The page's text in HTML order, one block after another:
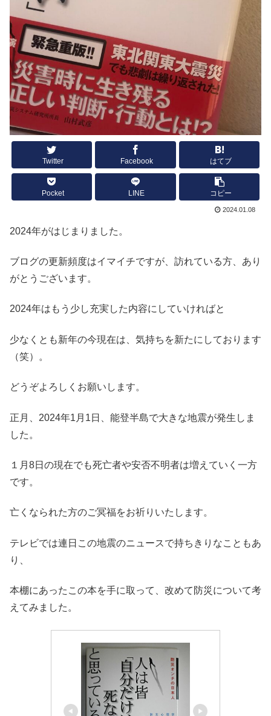
Twitter Facebook はてブ
Pocket LINE コピー
2024.01.08
2024年がはじまりました。
ブログの更新頻度はイマイチですが、訪れている方、あり
がとうございます。
2024年はもう少し充実した内容にしていければと
少なくとも新年の今現在は、気持ちを新たにしております
（笑）。
どうぞよろしくお願いします。
正月、2024年1月1日、能登半島で大きな地震が発生しま
した。
１月8日の現在でも死亡者や安否不明者は増えていく一方
です。
亡くなられた方のご冥福をお祈りいたします。
テレビでは連日この地震のニュースで持ちきりなこともあ
り、
本棚にあったこの本を手に取って、改めて防災について考
えてみました。